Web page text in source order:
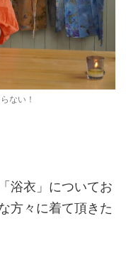
ない！
浴衣」についてお
方々に着て頂きた